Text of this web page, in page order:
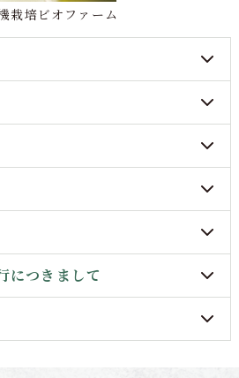
栽培ビオファーム
につきまして